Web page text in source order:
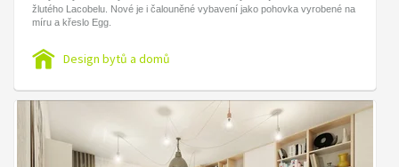
žlutého Lacobelu. Nové je i čalouněné vybavení jako pohovka vyrobené na
míru a křeslo Egg.
Design bytů a domů